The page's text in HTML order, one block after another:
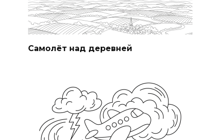
Самолёт над деревней